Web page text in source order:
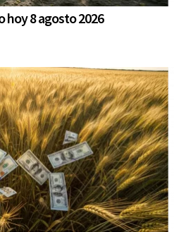
hoy 8 agosto 2026